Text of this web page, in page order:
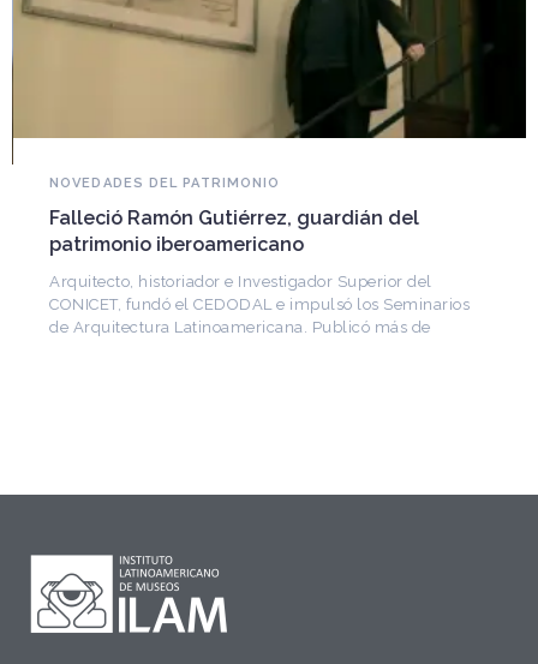
NOVEDADES DEL PATRIMONIO
Falleció Ramón Gutiérrez, guardián del
patrimonio iberoamericano
Arquitecto, historiador e Investigador Superior del
CONICET, fundó el CEDODAL e impulsó los Seminarios
de Arquitectura Latinoamericana. Publicó más de